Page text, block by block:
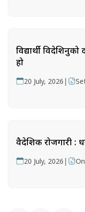
विद्यार्थी
हो
20 July, 2026 |
वैदेशिक रोजगारी :
20 July, 2026 |